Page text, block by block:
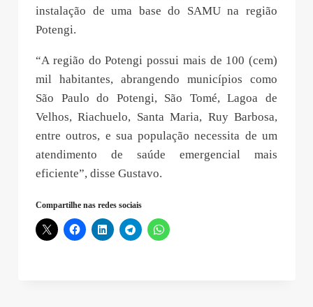
instalação de uma base do SAMU na região
Potengi.
“A região do Potengi possui mais de 100 (cem)
mil habitantes, abrangendo municípios como
São Paulo do Potengi, São Tomé, Lagoa de
Velhos, Riachuelo, Santa Maria, Ruy Barbosa,
entre outros, e sua população necessita de um
atendimento de saúde emergencial mais
eficiente”, disse Gustavo.
Compartilhe nas redes sociais